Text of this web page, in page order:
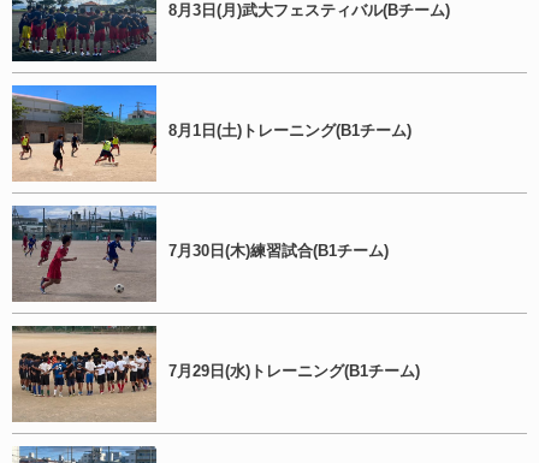
8月3日(月)武大フェスティバル(Bチーム)
8月1日(土)トレーニング(B1チーム)
7月30日(木)練習試合(B1チーム)
7月29日(水)トレーニング(B1チーム)